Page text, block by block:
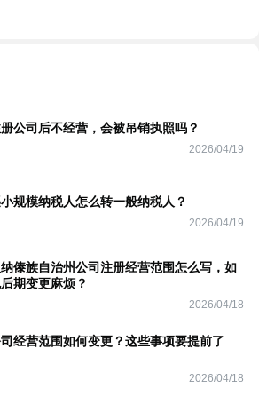
公司后不经营，会被吊销执照吗？
2026/04/19
规模纳税人怎么转一般纳税人？
2026/04/19
傣族自治州公司注册经营范围怎么写，如
期变更麻烦？
2026/04/18
经营范围如何变更？这些事项要提前了
2026/04/18